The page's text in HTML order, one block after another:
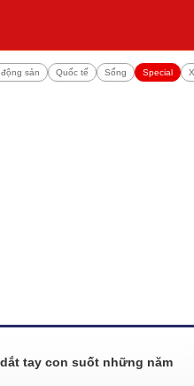
sản Quốc tế Sống Special
tay con suốt những năm